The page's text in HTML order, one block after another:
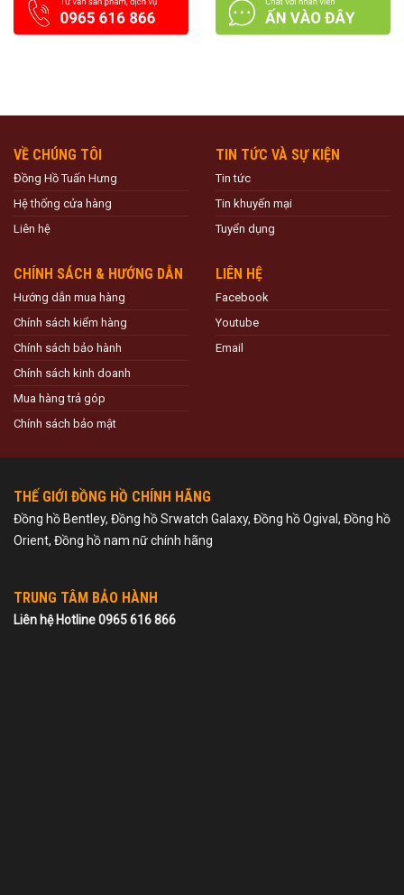
VỀ CHÚNG TÔI
Đồng Hồ Tuấn Hưng
Hệ thống cửa hàng
Liên hệ
TIN TỨC VÀ SỰ KIỆN
Tin tức
Tin khuyến mại
Tuyển dụng
CHÍNH SÁCH & HƯỚNG DẪN
Hướng dẫn mua hàng
Chính sách kiểm hàng
Chính sách bảo hành
Chính sách kinh doanh
Mua hàng trả góp
Chính sách bảo mật
LIÊN HỆ
Facebook
Youtube
Email
THẾ GIỚI ĐỒNG HỒ CHÍNH HÃNG
Đồng hồ Bentley, Đồng hồ Srwatch Galaxy, Đồng hồ Ogival, Đồng hồ
Orient, Đồng hồ nam nữ chính hãng
TRUNG TÂM BẢO HÀNH
Liên hệ Hotline 0965 616 866